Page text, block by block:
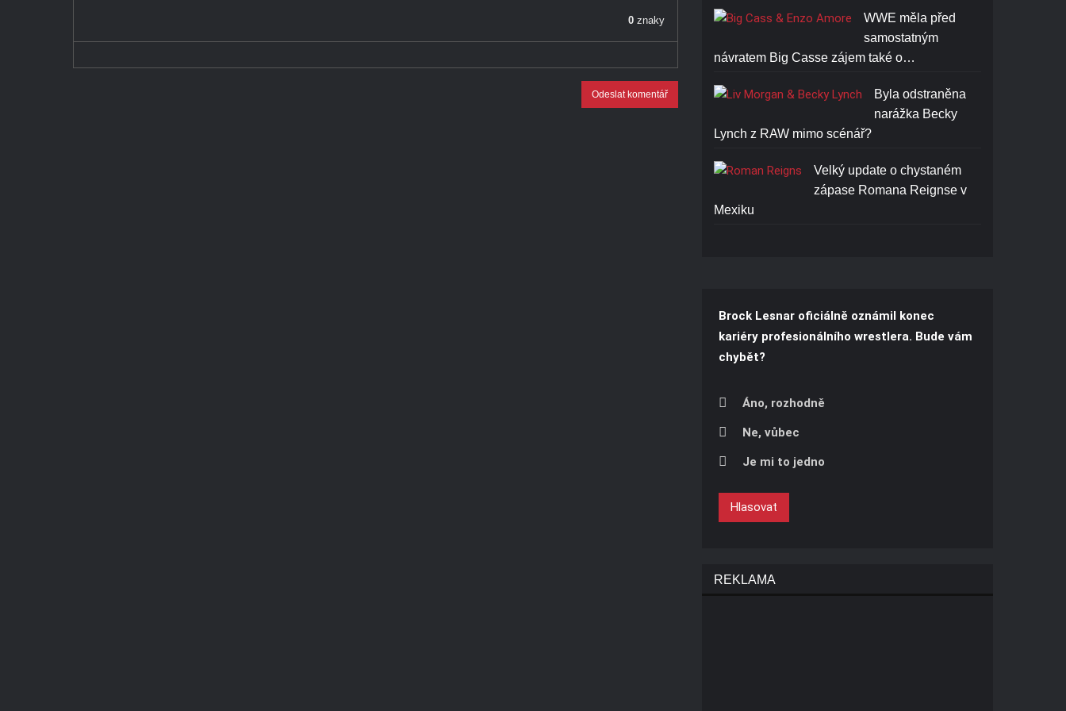
0 znaky
Odeslat komentář
WWE měla před
samostatným
návratem Big Casse zájem také o…
Byla odstraněna
narážka Becky
Lynch z RAW mimo scénář?
Velký update o chystaném
zápase Romana Reignse v
Mexiku
Brock Lesnar oficiálně oznámil konec
kariéry profesionálního wrestlera. Bude vám
chybět?
Áno, rozhodně
Ne, vůbec
Je mi to jedno
Hlasovat
REKLAMA